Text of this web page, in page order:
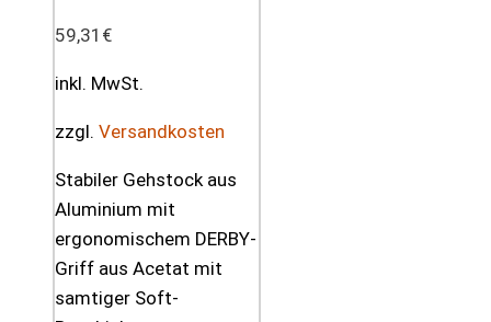
59,31 €
inkl. MwSt.
zzgl. Versandkosten
Stabiler Gehstock aus
Aluminium mit
ergonomischem DERBY-
Griff aus Acetat mit
samtiger Soft-